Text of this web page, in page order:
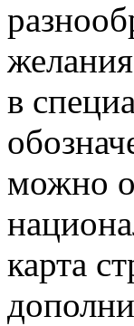
в
можно
карта